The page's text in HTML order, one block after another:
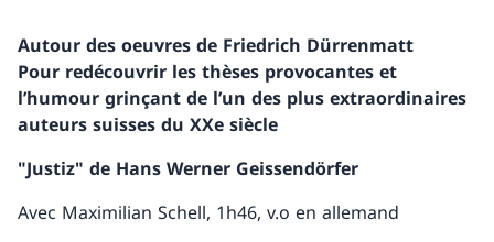
Autour des oeuvres de Friedrich Dürrenmatt
Pour redécouvrir les thèses provocantes et
l’humour grinçant de l’un des plus extraordinaires
auteurs suisses du XXe siècle
"Justiz" de Hans Werner Geissendörfer
Avec Maximilian Schell, 1h46, v.o en allemand